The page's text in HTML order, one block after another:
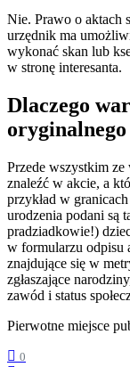
Nie. Prawo o aktach
urzędnik ma
wykonać skan lub
w stronę interesanta.
Dlaczego
Przede wszystkim
znaleźć w akcie, a
przykład w
urodzenia podani są
pradziadkowie!)
w formularzu odpisu
znajdujące się w
zgłaszające
zawód i status
Pierwotne miejsce
0